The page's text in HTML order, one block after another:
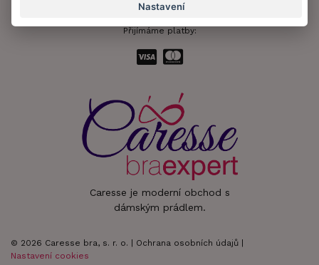
Caresse je moderní obchod s
dámským prádlem.
© 2026 Caresse bra, s. r. o. | Ochrana osobních údajů
Nastavení cookies
Přijímáme platby:
Nastavení